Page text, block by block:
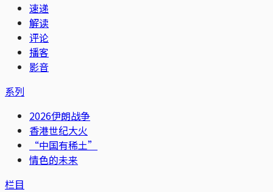
速递
解读
评论
播客
影音
系列
2026伊朗战争
香港世纪大火
“中国有稀土”
情色的未来
栏目